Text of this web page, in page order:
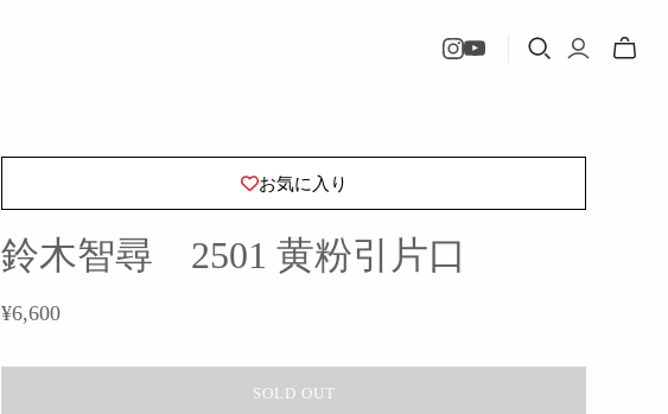
Toggle
お気に入り
鈴木智尋 2501 黄粉引片口
¥6,600
SOLD OUT